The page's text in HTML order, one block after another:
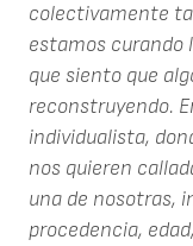
colectivamente
estamos curando
que siento que
reconstruyendo.
individualista,
nos quieren
una de nosotras,
procedencia,